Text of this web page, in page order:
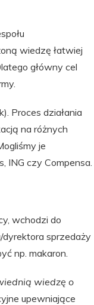
wiedzę łatwiej
główny cel
Proces działania
na różnych
je
ING czy Compensa.
wchodzi do
dyrektora sprzedaży
np. makaron.
wiedzę o
upewniające